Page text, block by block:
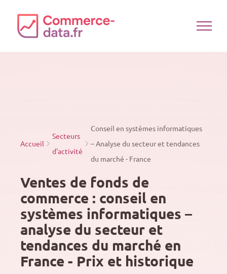
contenu
Accueil
Secteurs
d'activité
Conseil en systèmes informatiques
– Analyse du secteur et tendances
du marché - France
Ventes de fonds de
commerce : conseil en
systèmes informatiques –
analyse du secteur et
tendances du marché en
France - Prix et historique